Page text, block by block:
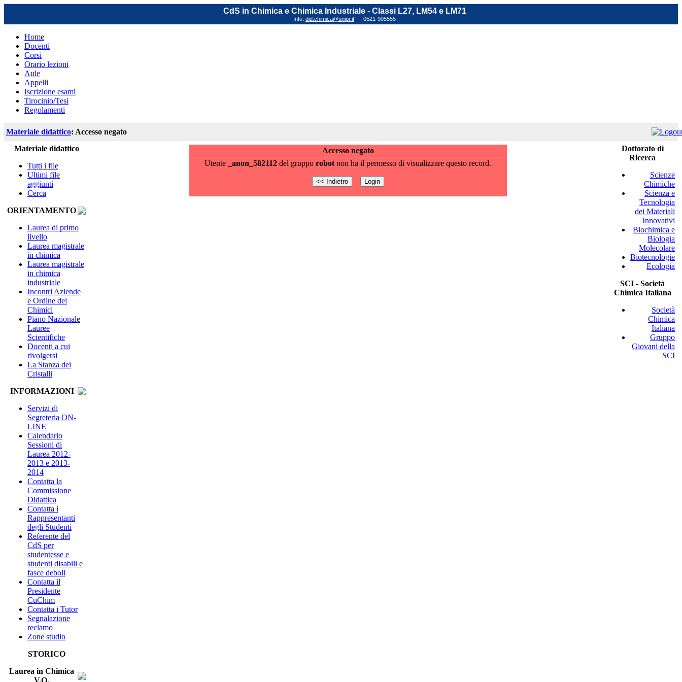
CdS in Chimica e Chimica Industriale - Classi L27, LM54 e LM71
Info: did.chimica@unipr.it 0521-905555
Home
Docenti
Corsi
Orario lezioni
Aule
Appelli
Iscrizione esami
Tirocinio/Tesi
Regolamenti
Materiale didattico: Accesso negato
Materiale didattico
Tutti i file
Ultimi file
aggiunti
Cerca
ORIENTAMENTO
Laurea di primo
livello
Laurea magistrale
in chimica
Laurea magistrale
in chimica
industriale
Incontri Aziende
e Ordine dei
Chimici
Piano Nazionale
Lauree
Scientifiche
Docenti a cui
rivolgersi
La Stanza dei
Cristalli
INFORMAZIONI
Servizi di
Segreteria ON-
LINE
Calendario
Sessioni di
Laurea 2012-
2013 e 2013-
2014
Contatta la
Commissione
Didattica
Contatta i
Rappresentanti
degli Studenti
Referente del
CdS per
studentesse e
studenti disabili e
fasce deboli
Contatta il
Presidente
CuChim
Contatta i Tutor
Segnalazione
reclamo
Zone studio
STORICO
Laurea in Chimica
V.O.
Accesso negato
Utente
_anon_582112 del gruppo robot non ha il permesso di visualizzare questo record.
Dottorato di
Ricerca
Scienze
Chimiche
Scienza e
Tecnologia
dei Materiali
Innovativi
Biochimica e
Biologia
Molecolare
Biotecnologie
Ecologia
SCI - Società
Chimica Italiana
Società
Chimica
Italiana
Gruppo
Giovani della
SCI